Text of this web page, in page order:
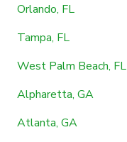
Orlando, FL
Tampa, FL
West Palm Beach, FL
Alpharetta, GA
Atlanta, GA